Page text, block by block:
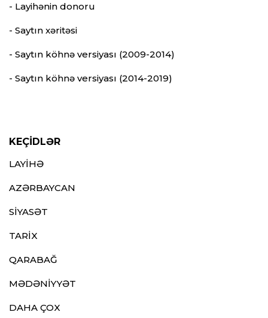
- Layihənin donoru
- Saytın xəritəsi
- Saytın köhnə versiyası (2009-2014)
- Saytın köhnə versiyası (2014-2019)
KEÇİDLƏR
LAYİHƏ
AZƏRBAYCAN
SİYASƏT
TARİX
QARABAĞ
MƏDƏNİYYƏT
DAHA ÇOX